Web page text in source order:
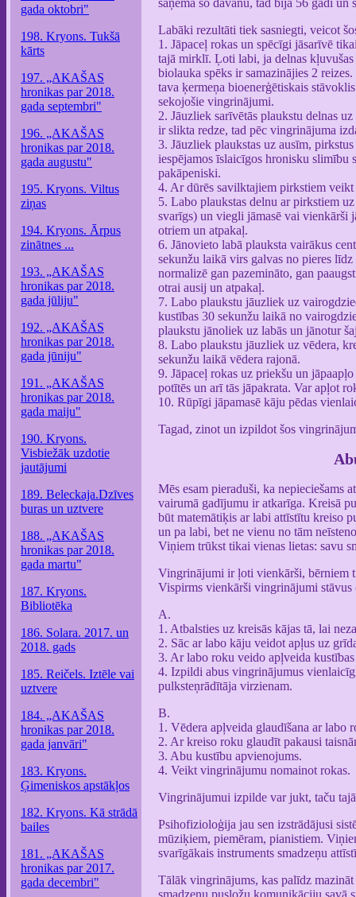
gada oktobri"
198. Kryons. Tukšā
kārts
197. „AKAŠAS
hronikas par 2018.
gada septembri"
196. „AKAŠAS
hronikas par 2018.
gada augustu"
195. Kryons. Viltus
ziņas
194. Kryons. Ārpus
zinātnes ...
193. „AKAŠAS
hronikas par 2018.
gada jūliju"
192. „AKAŠAS
hronikas par 2018.
gada jūniju"
191. „AKAŠAS
hronikas par 2018.
gada maiju"
190. Kryons.
Visbiežāk uzdotie
jautājumi
189. Beleckaja.Dzīves
buras un uztvere
188. „AKAŠAS
hronikas par 2018.
gada martu"
187. Kryons.
Bibliotēka
186. Solara. 2017. un
2018. gads
185. Reičels. Iztēle vai
uztvere
184. „AKAŠAS
hronikas par 2018.
gada janvāri"
183. Kryons.
Ģimeniskos apstākļos
182. Kryons. Kā strādā
bailes
181. „AKAŠAS
hronikas par 2017.
gada decembri"
saņēma šo dāvanu, tad bija 56 gadi
Labāki rezultāti tiek sasniegti, veicot
1. Jāpaceļ rokas un spēcīgi jāsarīvē
tajā mirklī. Ļoti labi, ja delnas kļuvušas
biolauka spēks ir samazinājies 2
tava ķermeņa bioenerģētiskais
sekojošie vingrinājumi.
2. Jāuzliek sarīvētās plaukstu delnas
ir slikta redze, tad pēc vingrinājuma
3. Jāuzliek plaukstas uz ausīm,
iespējamos īslaicīgos hronisku slimību
pakāpeniski.
4. Ar dūrēs savilktajiem pirkstiem
5. Labo plaukstas delnu ar pirkstiem
svarīgs) un viegli jāmasē vai vienkārši
otriem un atpakaļ.
6. Jānovieto labā plauksta vairākus
sekunžu laikā virs galvas no pieres
normalizē gan pazemināto, gan
otrai ausij un atpakaļ.
7. Labo plaukstu jāuzliek uz
kustības 30 sekunžu laikā no
plaukstu jānoliek uz labās un jānotur
8. Labo plaukstu jāuzliek uz vēdera,
sekunžu laikā vēdera rajonā.
9. Jāpaceļ rokas uz priekšu un
potītēs un arī tās jāpakrata. Var apļot
10. Rūpīgi jāpamasē kāju pēdas
Tagad, zinot un izpildot šos
Mēs esam pieraduši, ka nepieciešams
vairumā gadījumu ir atkarīga. Kreisā
būt matemātiķis ar labi attīstītu kreiso
un pa labi, bet ne vienu no tām
Viņiem trūkst tikai vienas lietas: savu
Vingrinājumi ir ļoti vienkārši, bērniem
Vispirms vienkārši vingrinājumi
A.
1. Atbalsties uz kreisās kājas tā, lai
2. Sāc ar labo kāju veidot apļus uz
3. Ar labo roku veido apļveida
4. Izpildi abus vingrinājumus
pulksteņrādītāja virzienam.
B.
1. Vēdera apļveida glaudīšana ar labo
2. Ar kreiso roku glaudīt pakausi
3. Abu kustību apvienojums.
4. Veikt vingrinājumu nomainot rokas.
Vingrinājumui izpilde var jukt, taču
Psihofizioloģija jau sen izstrādājusi
mūziķiem, piemēram, pianistiem.
svarīgākais instruments smadzeņu
Tālāk vingrinājums, kas palīdz
smadzeņu pusložu komunikāciju savā